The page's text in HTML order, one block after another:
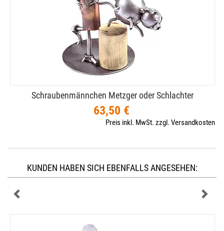
Schraubenmännchen Metzger oder Schlachter
63,50 €
Preis inkl. MwSt. zzgl. Versandkosten
KUNDEN HABEN SICH EBENFALLS ANGESEHEN: